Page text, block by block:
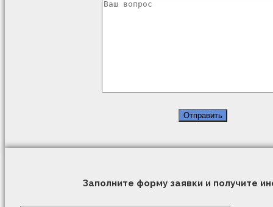
Заполните форму заявки и получите